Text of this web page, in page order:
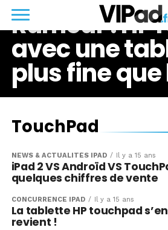
Rumeur : HP
avec une
plus fine que
TouchPad
NEWS & ACTUALITÉS IPAD Il y a 15 ans
iPad 2 VS Androïd VS
quelques chiffres de vente
CONCURRENCE IPAD Il y a 15 ans
La tablette HP touchpad
revient !